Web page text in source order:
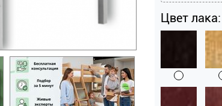
Цвет лака: